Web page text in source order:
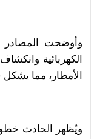
وأوضحت المصادر
الكهربائية
الأمطار، مما
ويُظهر الحادث